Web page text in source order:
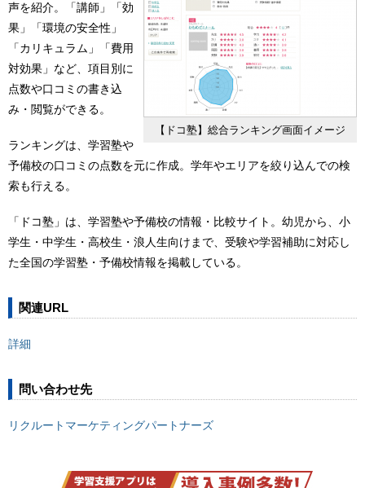
【ドコ塾】総合ランキング画面イメージ
声を紹介。「講師」「効
果」「環境の安全性」
「カリキュラム」「費用
対効果」など、項目別に
点数や口コミの書き込
み・閲覧ができる。
ランキングは、学習塾や
予備校の口コミの点数を元に作成。学年やエリアを絞り込んでの検
索も行える。
「ドコ塾」は、学習塾や予備校の情報・比較サイト。幼児から、小
学生・中学生・高校生・浪人生向けまで、受験や学習補助に対応し
た全国の学習塾・予備校情報を掲載している。
関連URL
詳細
問い合わせ先
リクルートマーケティングパートナーズ